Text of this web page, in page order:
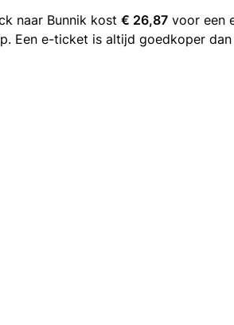
naar Bunnik kost € 26,87 voor een
Een e-ticket is altijd goedkoper